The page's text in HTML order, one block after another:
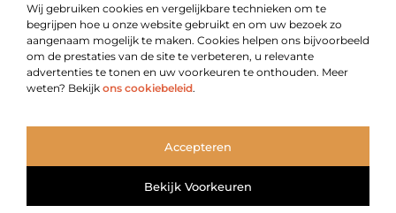
Wij gebruiken cookies en vergelijkbare technieken om te
begrijpen hoe u onze website gebruikt en om uw bezoek zo
aangenaam mogelijk te maken. Cookies helpen ons bijvoorbeeld
om de prestaties van de site te verbeteren, u relevante
advertenties te tonen en uw voorkeuren te onthouden. Meer
weten? Bekijk ons cookiebeleid.
Accepteren
Bekijk Voorkeuren
Onze informatie
www.stichtingpoes.nl. All Right Reserved.